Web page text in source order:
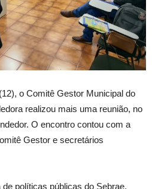
o Comitê Gestor Municipal do
realizou mais uma reunião, no
O encontro contou com a
Gestor e secretários
políticas públicas do Sebrae,